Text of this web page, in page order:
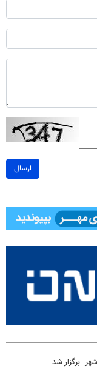
ارسال
برگزار شد